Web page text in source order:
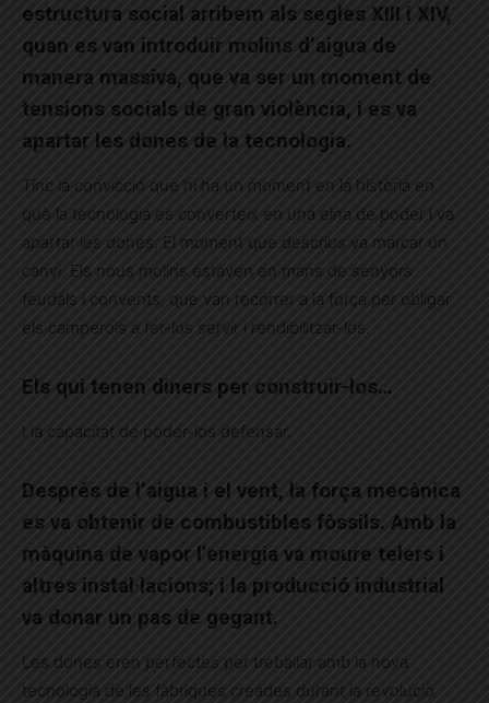
estructura social arribem als segles XIII i XIV,
quan es van introduir molins d’aigua de
manera massiva, que va ser un moment de
tensions socials de gran violència, i es va
apartar les dones de la tecnologia.
Tinc la convicció que hi ha un moment en la història en
què la tecnologia es converteix en una eina de poder i va
apartar les dones. El moment que descrius va marcar un
canvi. Els nous molins estaven en mans de senyors
feudals i convents, que van recórrer a la força per obligar
els camperols a fer-los servir i rendibilitzar-los.
Els qui tenen diners per construir-los…
I la capacitat de poder-los defensar.
Després de l’aigua i el vent, la força mecànica
es va obtenir de combustibles fòssils. Amb la
màquina de vapor l’energia va moure telers i
altres instal·lacions; i la producció industrial
va donar un pas de gegant.
Les dones eren perfectes per treballar amb la nova
tecnologia de les fàbriques creades durant la revolució